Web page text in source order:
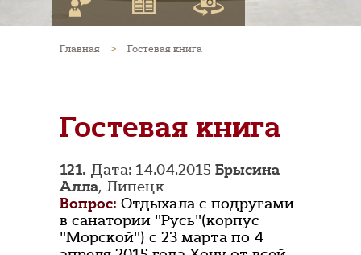
Главная > Гостевая книга
Гостевая книга
121. Дата: 14.04.2015 Брысина
Алла, Липецк
Вопрос: Отдыхала с подругами
в санатории "Русь"(корпус
"Морской") с 23 марта по 4